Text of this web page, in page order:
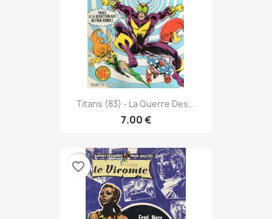
Titans (83) - La Guerre Des...
7.00 €
favorite_border